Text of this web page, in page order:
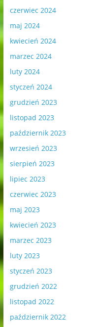
czerwiec 2024
maj 2024
kwiecień 2024
marzec 2024
luty 2024
styczeń 2024
grudzień 2023
listopad 2023
październik 2023
wrzesień 2023
sierpień 2023
lipiec 2023
czerwiec 2023
maj 2023
kwiecień 2023
marzec 2023
luty 2023
styczeń 2023
grudzień 2022
listopad 2022
październik 2022